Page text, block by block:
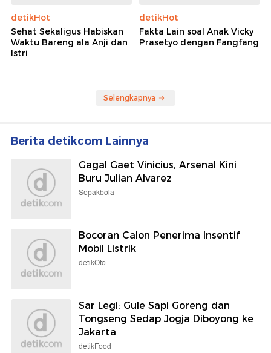
detikHot
Sehat Sekaligus Habiskan
Waktu Bareng ala Anji dan
Istri
detikHot
Fakta Lain soal Anak Vicky
Prasetyo dengan Fangfang
Selengkapnya
Berita detikcom Lainnya
Gagal Gaet Vinicius, Arsenal Kini
Buru Julian Alvarez
Sepakbola
Bocoran Calon Penerima Insentif
Mobil Listrik
detikOto
Sar Legi: Gule Sapi Goreng dan
Tongseng Sedap Jogja Diboyong ke
Jakarta
detikFood